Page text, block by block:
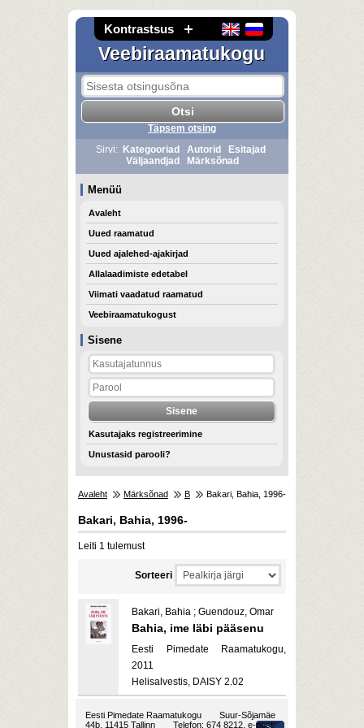
Kontrastsus
Veebiraamatukogu
Sisene
Kasutajaks registreerimine
Unustasid parooli?
Täpsem otsing
Sirvi:
Kategooriad Autorid
Esitajad
Väljaandjad
Märksõnad
Menüü
Avaleht
Uued raamatud
Uued ajalehed-ajakirjad
Allalaadimiste edetabel
Viimati vaadatud raamatud
Veebiraamatukogust
Avaleht Märksõnad B Bakari, Bahia, 1996-
Bakari, Bahia, 1996-
Leiti 1 tulemust
Sorteeri
Bakari, Bahia ; Guendouz, Omar
Bahia, ime läbi pääsenu
Eesti Pimedate Raamatukogu,
2011
Helisalvestis, DAISY 2.02
Eesti Pimedate Raamatukogu
Suur-Sõjamäe
44b, 11415 Tallinn
Telefon: 674 8212, e-post: